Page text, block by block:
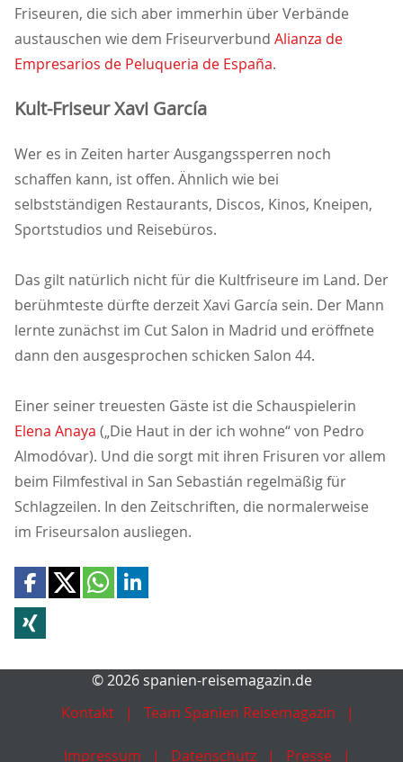
Friseuren, die sich aber immerhin über Verbände
austauschen wie dem Friseurverbund Alianza de
Empresarios de Peluqueria de España.
Kult-Friseur Xavi García
Wer es in Zeiten harter Ausgangssperren noch
schaffen kann, ist offen. Ähnlich wie bei
selbstständigen Restaurants, Discos, Kinos, Kneipen,
Sportstudios und Reisebüros.
Das gilt natürlich nicht für die Kultfriseure im Land. Der
berühmteste dürfte derzeit Xavi García sein. Der Mann
lernte zunächst im Cut Salon in Madrid und eröffnete
dann den ausgesprochen schicken Salon 44.
Einer seiner treuesten Gäste ist die Schauspielerin
Elena Anaya („Die Haut in der ich wohne“ von Pedro
Almodóvar). Und die sorgt mit ihren Frisuren vor allem
beim Filmfestival in San Sebastián regelmäßig für
Schlagzeilen. In den Zeitschriften, die normalerweise
im Friseursalon ausliegen.
© 2026 spanien-reisemagazin.de
Kontakt
Team Spanien Reisemagazin
Impressum Datenschutz Presse